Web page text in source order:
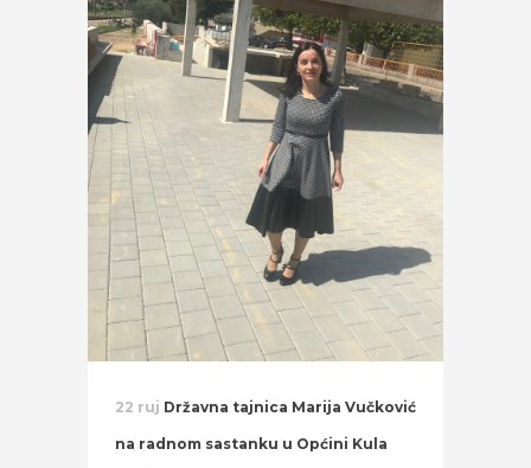
22 ruj Državna tajnica Marija Vučković
na radnom sastanku u Općini Kula